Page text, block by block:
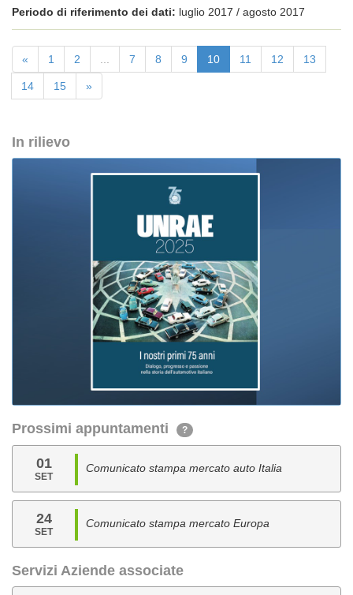
Periodo di riferimento dei dati: luglio 2017 / agosto 2017
« 1 2 7 8 9 10 11 12 13
14 15 »
In rilievo
Prossimi appuntamenti ?
01
SET
Comunicato stampa mercato auto Italia
24
SET
Comunicato stampa mercato Europa
Servizi Aziende associate